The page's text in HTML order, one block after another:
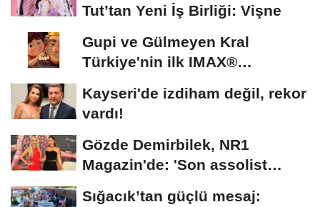
Tut’tan Yeni İş Birliği: Vişne
Gupi ve Gülmeyen Kral
Türkiye'nin ilk IMAX®
Kayseri'de izdiham değil, rekor
vardı!
Gözde Demirbilek, NR1
Magazin'de: 'Son assolist
Sığacık’tan güçlü mesaj: